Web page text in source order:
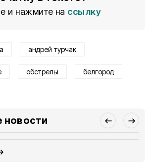
и нажмите на ссылку
андрей турчак
обстрелы белгород
новости